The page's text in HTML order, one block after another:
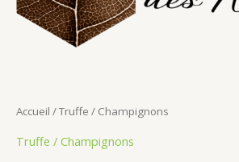
Accueil / Truffe / Champignons
Truffe / Champignons